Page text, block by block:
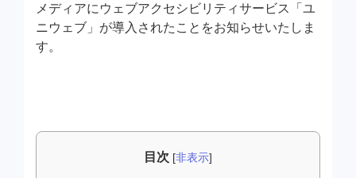
メディアにウェブアクセシビリティサービス「ユ
ニウェブ」が導入されたことをお知らせいたしま
す。
目次 [非表示]